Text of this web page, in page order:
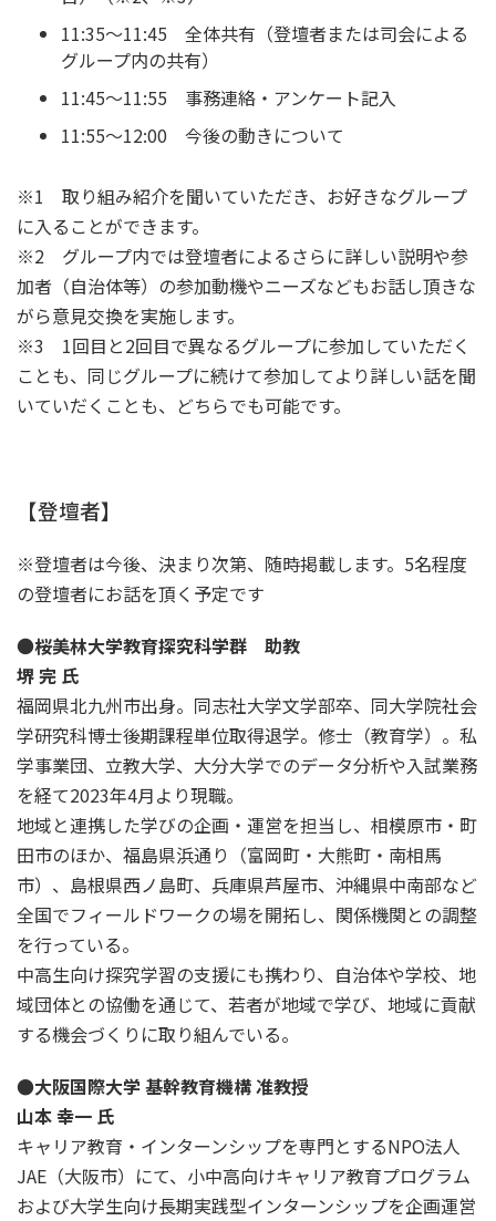
11:35～11:45 全体共有（登壇者または司会による
グループ内の共有）
11:45～11:55 事務連絡・アンケート記入
11:55～12:00 今後の動きについて
※1 取り組み紹介を聞いていただき、お好きなグループ
に入ることができます。
※2 グループ内では登壇者によるさらに詳しい説明や参
加者（自治体等）の参加動機やニーズなどもお話し頂きな
がら意見交換を実施します。
※3 1回目と2回目で異なるグループに参加していただく
ことも、同じグループに続けて参加してより詳しい話を聞
いていだくことも、どちらでも可能です。
【登壇者】
※登壇者は今後、決まり次第、随時掲載します。5名程度
の登壇者にお話を頂く予定です
●桜美林大学教育探究科学群 助教
堺 完 氏
福岡県北九州市出身。同志社大学文学部卒、同大学院社会
学研究科博士後期課程単位取得退学。修士（教育学）。私
学事業団、立教大学、大分大学でのデータ分析や入試業務
を経て2023年4月より現職。
地域と連携した学びの企画・運営を担当し、相模原市・町
田市のほか、福島県浜通り（富岡町・大熊町・南相馬
市）、島根県西ノ島町、兵庫県芦屋市、沖縄県中南部など
全国でフィールドワークの場を開拓し、関係機関との調整
を行っている。
中高生向け探究学習の支援にも携わり、自治体や学校、地
域団体との協働を通じて、若者が地域で学び、地域に貢献
する機会づくりに取り組んでいる。
●大阪国際大学 基幹教育機構 准教授
山本 幸一 氏
キャリア教育・インターンシップを専門とするNPO法人
JAE（大阪市）にて、小中高向けキャリア教育プログラム
および大学生向け長期実践型インターンシップを企画運営